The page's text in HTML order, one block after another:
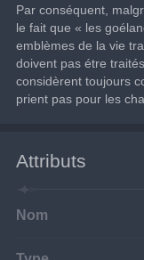
Par conséquent,
le fait que « les
emblèmes de la vie
doivent pas étre
considèrent toujours
prient pas pour les
Attributs
Nom